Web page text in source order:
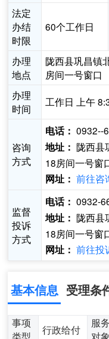
法定
办结
时限
60个工作日
办理
地点
陇西县巩昌镇
房间一号窗口
办理
时间
工作日 上午
咨询
方式
电话： 0932--
地址： 陇西县
18房间一号窗
网址： 前往咨
监督
投诉
方式
电话： 0932-
地址： 陇西县
18房间一号窗
网址： 前往投
基本信息 受理条
事项
类型
行政给付
服务
对象